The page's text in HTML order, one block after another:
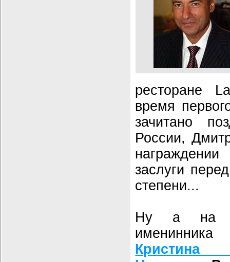
ресторане
время
зачитано
России,
заслуги
степени...
Ну а на
Кристина